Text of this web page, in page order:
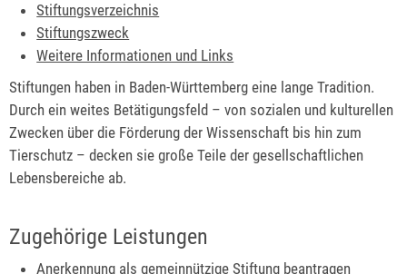
Stiftungsverzeichnis
Stiftungszweck
Weitere Informationen und Links
Stiftungen haben in Baden-Württemberg eine lange Tradition.
Durch ein weites Betätigungsfeld – von sozialen und kulturellen
Zwecken über die Förderung der Wissenschaft bis hin zum
Tierschutz – decken sie große Teile der gesellschaftlichen
Lebensbereiche ab.
Zugehörige Leistungen
Anerkennung als gemeinnützige Stiftung beantragen